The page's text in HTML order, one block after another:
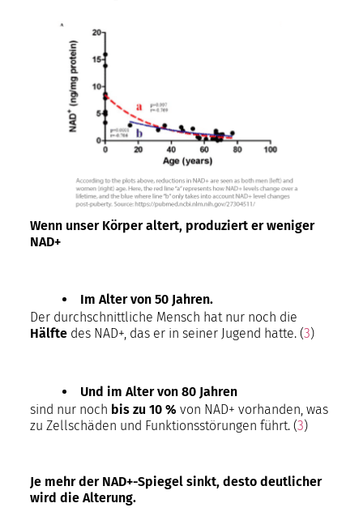
Wenn unser Körper altert, produziert er weniger
NAD+
Im Alter von 50 Jahren.
Der durchschnittliche Mensch hat nur noch die
Hälftedes NAD+, das er in seiner Jugend hatte. (3)
Und im Alter von 80 Jahren
sind nur noch bis zu 10 % von NAD+ vorhanden, was
zu Zellschäden und Funktionsstörungen führt. (3)
Je mehr der NAD+-Spiegel sinkt, desto deutlicher
wird die Alterung.